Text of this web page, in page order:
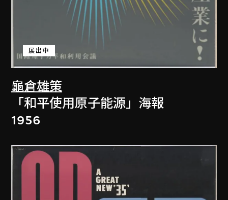
龜倉雄策
展出中
「和平使用原子能源」海報
1956